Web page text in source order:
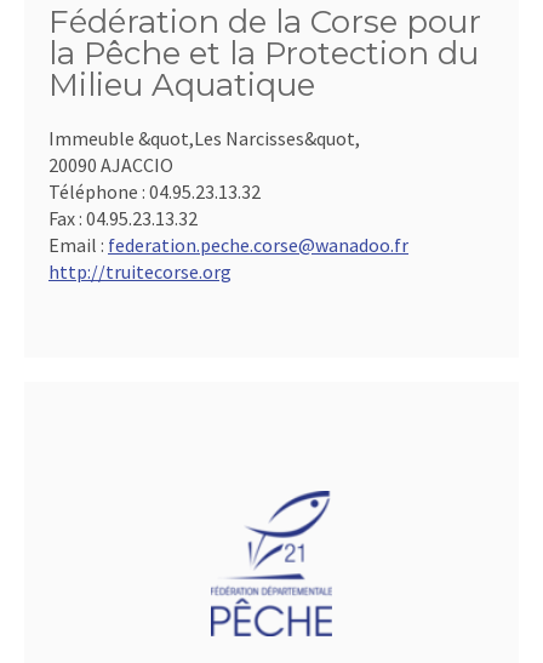
Fédération de la Corse pour
la Pêche et la Protection du
Milieu Aquatique
Immeuble &quot,Les Narcisses&quot,
20090 AJACCIO
Téléphone : 04.95.23.13.32
Fax : 04.95.23.13.32
Email : federation.peche.corse@wanadoo.fr
http://truitecorse.org